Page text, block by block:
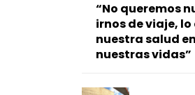
“No queremos
irnos de viaje,
nuestra salud
nuestras vidas”